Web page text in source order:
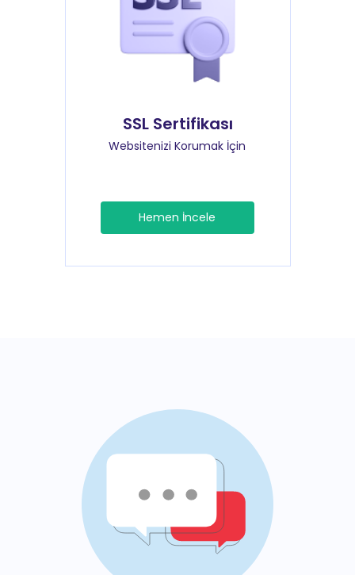
SSL Sertifikası
Websitenizi Korumak İçin
Hemen İncele